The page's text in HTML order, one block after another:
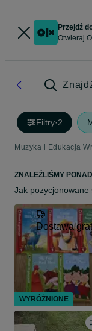
Przejdź
Otwieraj
Filtry·2
Muzyka i Edukacja
ZNALEŹLIŚMY PONAD
Jak pozycjonowane
Dostawa
WYRÓŻNIONE